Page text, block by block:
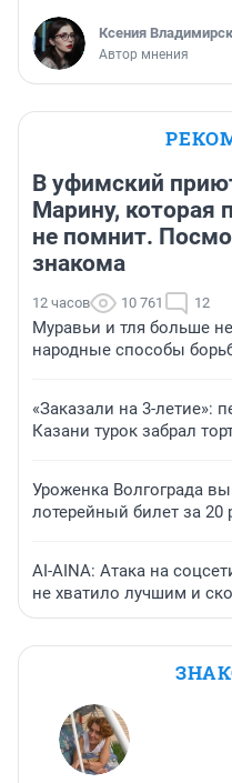
Ксения
Автор мнения
В уфимский
Марину, которая
не помнит.
знакома
12 часов 10 761 12
Муравьи и тля больше
народные способы
«Заказали на 3-летие»:
Казани турок забрал
Уроженка Волгограда
лотерейный билет за 20
AI-AINA: Атака на
не хватило лучшим и